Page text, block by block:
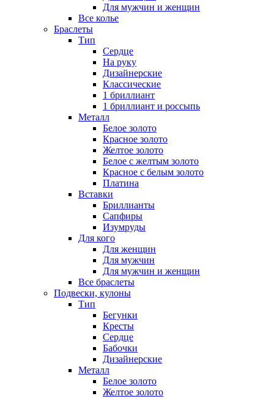
Для мужчин и женщин
Все колье
Браслеты
Тип
Сердце
На руку
Дизайнерские
Классические
1 бриллиант
1 бриллиант и россыпь
Металл
Белое золото
Красное золото
Желтое золото
Белое с желтым золото
Красное с белым золото
Платина
Вставки
Бриллианты
Сапфиры
Изумруды
Для кого
Для женщин
Для мужчин
Для мужчин и женщин
Все браслеты
Подвески, кулоны
Тип
Бегунки
Кресты
Сердце
Бабочки
Дизайнерские
Металл
Белое золото
Желтое золото